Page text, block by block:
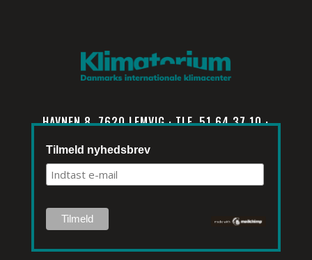
HAVNEN 8, 7620 LEMVIG · TLF. 51 64 37 10 ·
INFO@KLIMATORIUM.DK
Tilmeld nyhedsbrev